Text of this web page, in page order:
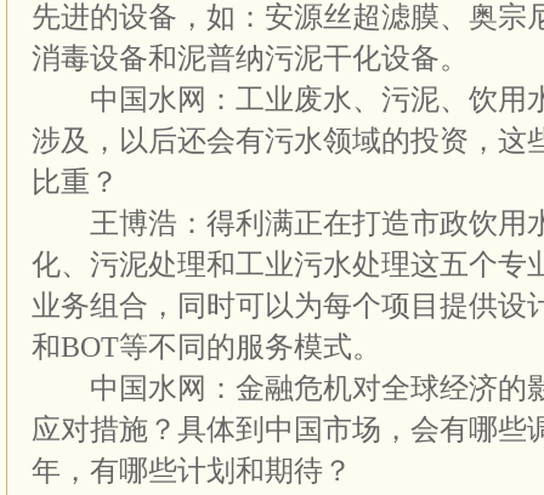
先进的设备，如：安源丝超滤膜、奥宗
消毒设备和泥普纳污泥干化设备。
中国水网：工业废水、污泥、饮用
涉及，以后还会有污水领域的投资，这
比重？
王博浩：得利满正在打造市政饮用
化、污泥处理和工业污水处理这五个专
业务组合，同时可以为每个项目提供设
和BOT等不同的服务模式。
中国水网：金融危机对全球经济的
应对措施？具体到中国市场，会有哪些
年，有哪些计划和期待？